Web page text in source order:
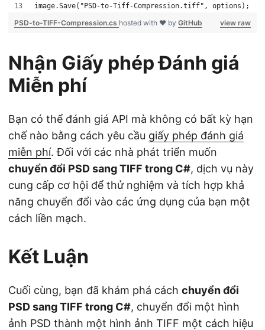
image.Save("PSD-to-Tiff-Compression.tiff", options);
view raw
PSD-to-TIFF-Compression.cs hosted with ❤ by GitHub
Nhận Giấy phép Đánh giá
Miễn phí
Bạn có thể đánh giá API mà không có bất kỳ hạn
chế nào bằng cách yêu cầu giấy phép đánh giá
miễn phí. Đối với các nhà phát triển muốn
chuyển đổi PSD sang TIFF trong C#, dịch vụ này
cung cấp cơ hội để thử nghiệm và tích hợp khả
năng chuyển đổi vào các ứng dụng của bạn một
cách liền mạch.
Kết Luận
Cuối cùng, bạn đã khám phá cách chuyển đổi
PSD sang TIFF trong C#, chuyển đổi một hình
ảnh PSD thành một hình ảnh TIFF một cách hiệu